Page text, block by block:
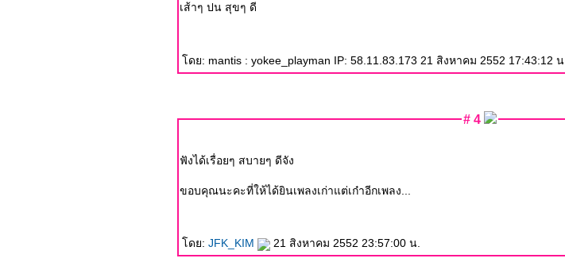
เส้าๆ ปน สุขๆ ดี
ดย: mantis : yokee_playman IP: 58.11.83.173 21 สิงหาคม 2552 17:43:12 น.
# 4
ฟังได้เรื่อยๆ สบายๆ ดีจัง
ขอบคุณนะคะที่ให้ได้ยินเพลงเก่าแต่เก๋าอีกเพลง...
ดย: JFK_KIM 21 สิงหาคม 2552 23:57:00 น.